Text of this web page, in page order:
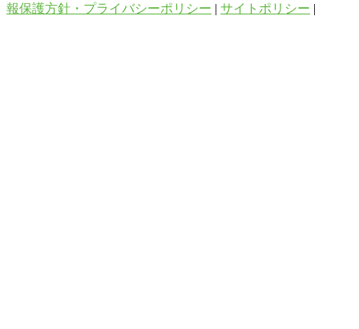
報保護方針・プライバシーポリシー | サイトポリシー |